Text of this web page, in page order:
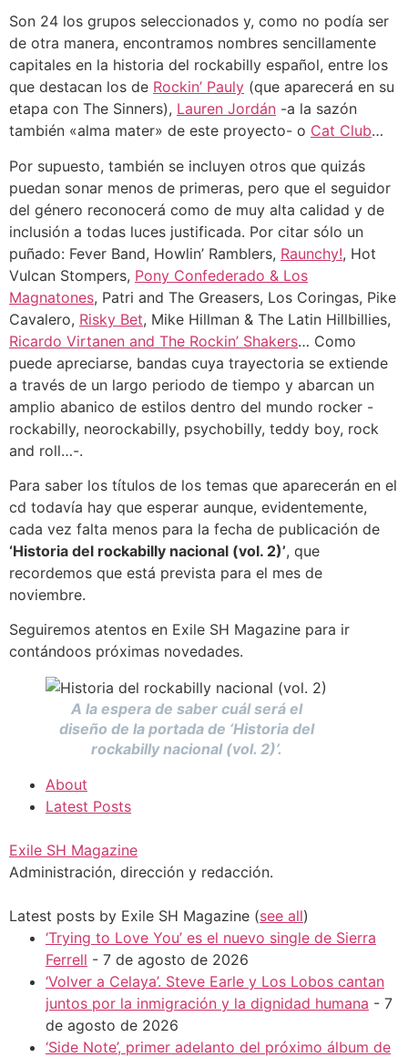
Son 24 los grupos seleccionados y, como no podía ser
de otra manera, encontramos nombres sencillamente
capitales en la historia del rockabilly español, entre los
que destacan los de Rockin’ Pauly (que aparecerá en su
etapa con The Sinners), Lauren Jordán -a la sazón
también «alma mater» de este proyecto- o Cat Club…
Por supuesto, también se incluyen otros que quizás
puedan sonar menos de primeras, pero que el seguidor
del género reconocerá como de muy alta calidad y de
inclusión a todas luces justificada. Por citar sólo un
puñado: Fever Band, Howlin’ Ramblers, Raunchy!, Hot
Vulcan Stompers, Pony Confederado & Los
Magnatones, Patri and The Greasers, Los Coringas, Pike
Cavalero, Risky Bet, Mike Hillman & The Latin Hillbillies,
Ricardo Virtanen and The Rockin’ Shakers… Como
puede apreciarse, bandas cuya trayectoria se extiende
a través de un largo periodo de tiempo y abarcan un
amplio abanico de estilos dentro del mundo rocker -
rockabilly, neorockabilly, psychobilly, teddy boy, rock
and roll…-.
Para saber los títulos de los temas que aparecerán en el
cd todavía hay que esperar aunque, evidentemente,
cada vez falta menos para la fecha de publicación de
‘Historia del rockabilly nacional (vol. 2)’, que
recordemos que está prevista para el mes de
noviembre.
Seguiremos atentos en Exile SH Magazine para ir
contándoos próximas novedades.
A la espera de saber cuál será el
diseño de la portada de ‘Historia del
rockabilly nacional (vol. 2)’.
About
Latest Posts
Exile SH Magazine
Administración, dirección y redacción.
Latest posts by Exile SH Magazine (see all)
‘Trying to Love You’ es el nuevo single de Sierra
Ferrell - 7 de agosto de 2026
‘Volver a Celaya’. Steve Earle y Los Lobos cantan
juntos por la inmigración y la dignidad humana - 7
de agosto de 2026
‘Side Note’, primer adelanto del próximo álbum de